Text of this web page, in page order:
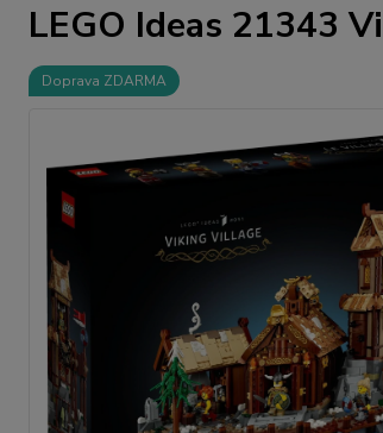
LEGO Ideas 21343
Doprava ZDARMA